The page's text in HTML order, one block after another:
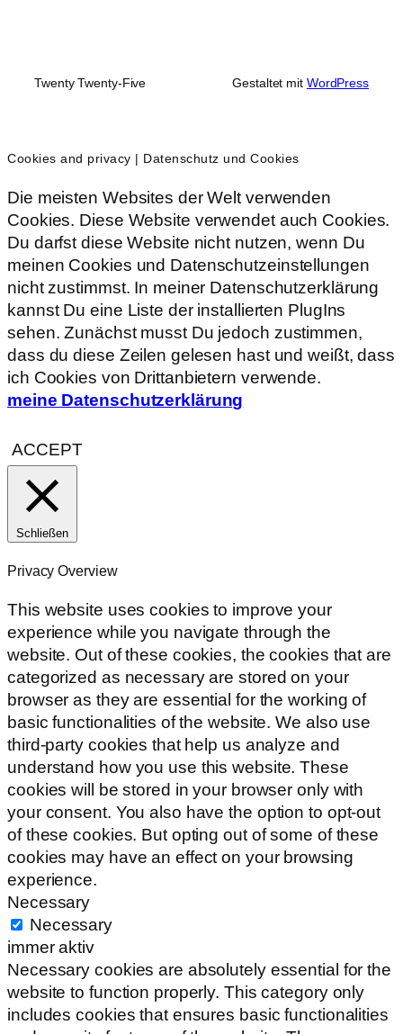
Twenty Twenty-Five Gestaltet mit WordPress
Cookies and privacy | Datenschutz und Cookies
Die meisten Websites der Welt verwenden
Cookies. Diese Website verwendet auch Cookies.
Du darfst diese Website nicht nutzen, wenn Du
meinen Cookies und Datenschutzeinstellungen
nicht zustimmst. In meiner Datenschutzerklärung
kannst Du eine Liste der installierten PlugIns
sehen. Zunächst musst Du jedoch zustimmen,
dass du diese Zeilen gelesen hast und weißt, dass
ich Cookies von Drittanbietern verwende.
meine Datenschutzerklärung
ACCEPT
Schließen
Privacy Overview
This website uses cookies to improve your
experience while you navigate through the
website. Out of these cookies, the cookies that are
categorized as necessary are stored on your
browser as they are essential for the working of
basic functionalities of the website. We also use
third-party cookies that help us analyze and
understand how you use this website. These
cookies will be stored in your browser only with
your consent. You also have the option to opt-out
of these cookies. But opting out of some of these
cookies may have an effect on your browsing
experience.
Necessary
Necessary
immer aktiv
Necessary cookies are absolutely essential for the
website to function properly. This category only
includes cookies that ensures basic functionalities